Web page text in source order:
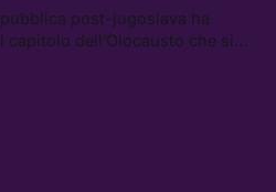
post-jugoslava ha
dell’Olocausto che si